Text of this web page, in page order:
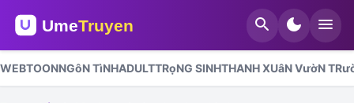
search dark_mode menu
WEBTOONNGôN TìNHADULTTRọNG SINHTHANH XUâN VườN